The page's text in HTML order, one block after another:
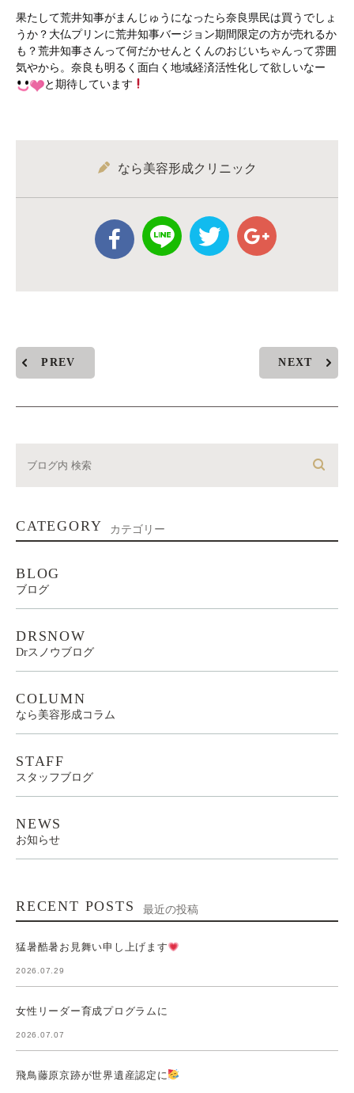
果たして荒井知事がまんじゅうになったら奈良県民は買うでしょ
うか？大仏プリンに荒井知事バージョン期間限定の方が売れるか
も？荒井知事さんって何だかせんとくんのおじいちゃんって雰囲
気やから。奈良も明るく面白く地域経済活性化して欲しいなー
と期待しています
なら美容形成クリニック
PREV NEXT
CATEGORY カテゴリー
BLOG
ブログ
DRSNOW
Drスノウブログ
COLUMN
なら美容形成コラム
STAFF
スタッフブログ
NEWS
お知らせ
RECENT POSTS 最近の投稿
猛暑酷暑お見舞い申し上げます
2026.07.29
女性リーダー育成プログラムに
2026.07.07
飛鳥藤原京跡が世界遺産認定に